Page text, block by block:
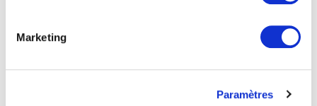
Marketing
Paramètres